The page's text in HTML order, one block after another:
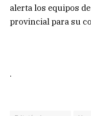
alerta los equipos
provincial para su
.